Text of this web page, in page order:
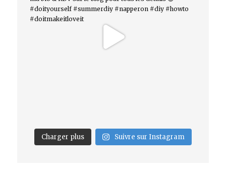
Charger plus Suivre sur Instagram